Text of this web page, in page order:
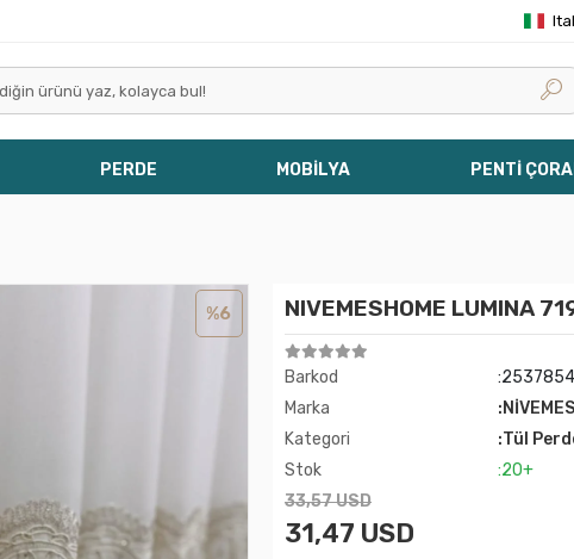
PERDE MOBİLYA PENTİ
%6 NIVEMESHOME LUMINA
Barkod
Marka
Kategori
:Tül
Stok
:20+
33,57 USD
31,47 USD